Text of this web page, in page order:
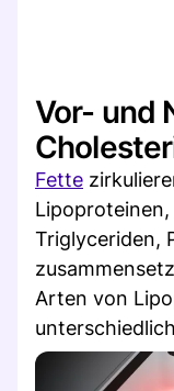
Vor- und
Fette
Triglyceriden,
Arten von